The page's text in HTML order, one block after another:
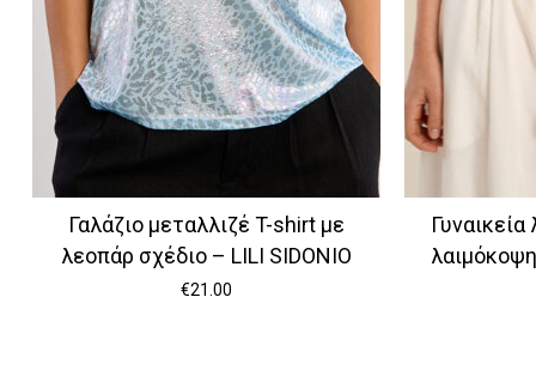
Γαλάζιο μεταλλιζέ T-shirt με
λεοπάρ σχέδιο – LILI SIDONIO
€21.00